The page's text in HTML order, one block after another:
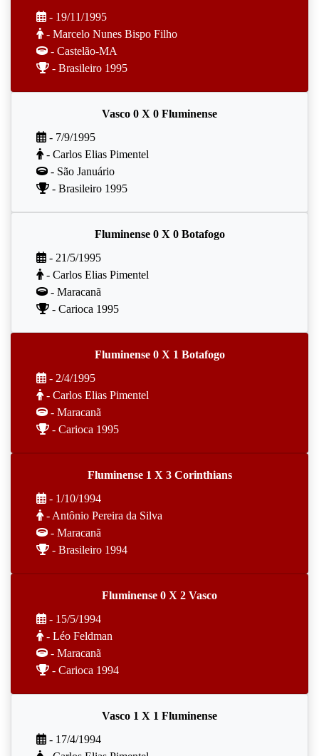
- 19/11/1995
- Marcelo Nunes Bispo Filho
- Castelão-MA
- Brasileiro 1995
Vasco 0 X 0 Fluminense
- 7/9/1995
- Carlos Elias Pimentel
- São Januário
- Brasileiro 1995
Fluminense 0 X 0 Botafogo
- 21/5/1995
- Carlos Elias Pimentel
- Maracanã
- Carioca 1995
Fluminense 0 X 1 Botafogo
- 2/4/1995
- Carlos Elias Pimentel
- Maracanã
- Carioca 1995
Fluminense 1 X 3 Corinthians
- 1/10/1994
- Antônio Pereira da Silva
- Maracanã
- Brasileiro 1994
Fluminense 0 X 2 Vasco
- 15/5/1994
- Léo Feldman
- Maracanã
- Carioca 1994
Vasco 1 X 1 Fluminense
- 17/4/1994